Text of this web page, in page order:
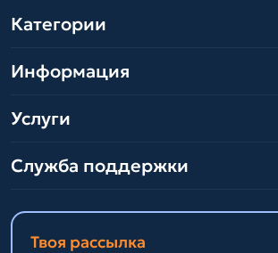
Категории
Информация
Услуги
Служба поддержки
Твоя рассылка